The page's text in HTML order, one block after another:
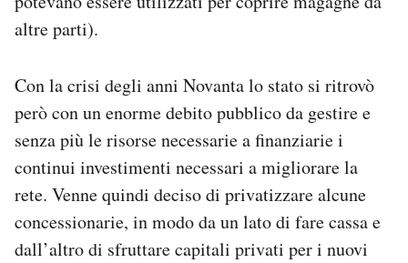
altre parti).
Con la crisi degli anni Novanta lo stato si ritrovò
però con un enorme debito pubblico da gestire e
senza più le risorse necessarie a finanziarie i
continui investimenti necessari a migliorare la
rete. Venne quindi deciso di privatizzare alcune
concessionarie, in modo da un lato di fare cassa e
dall’altro di sfruttare capitali privati per i nuovi